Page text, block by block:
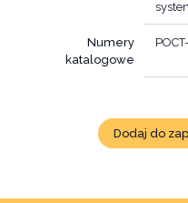
Numery
katalogowe
Dodaj do